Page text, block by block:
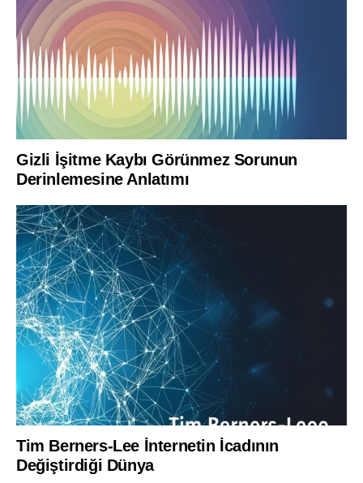
Gizli İşitme Kaybı Görünmez Sorunun
Derinlemesine Anlatımı
Tim Berners-Lee İnternetin İcadının
Değiştirdiği Dünya